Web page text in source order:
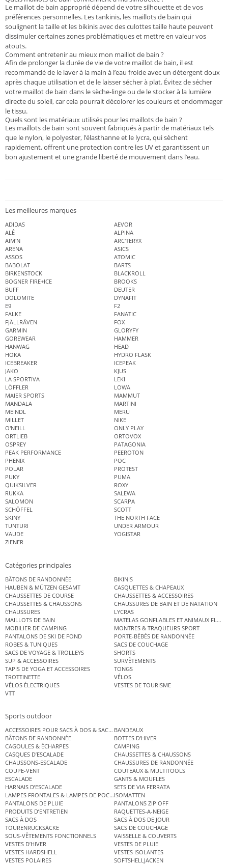
Le maillot de bain approprié dépend de votre silhouette et de vos
préférences personnelles. Les tankinis, les maillots de bain qui
soulignent la taille et les bikinis avec des culottes taille haute peuvent
dissimuler certaines zones problématiques et mettre en valeur vos
atouts.
Comment entretenir au mieux mon maillot de bain ?
Afin de prolonger la durée de vie de votre maillot de bain, il est
recommandé de le laver à la main à l’eau froide avec un détergent doux
après chaque utilisation et de le laisser sécher à plat. Évitez de sécher
votre maillot de bain dans le sèche-linge ou de le stocker à la lumière
directe du soleil, car cela pourrait décolorer les couleurs et endommager
le tissu.
Quels sont les matériaux utilisés pour les maillots de bain ?
Les maillots de bain sont souvent fabriqués à partir de matériaux tels
que le nylon, le polyester, l’élasthanne et le lycra, qui sèchent
rapidement, offrent une protection contre les UV et garantissent un
bon ajustement et une grande liberté de mouvement dans l’eau.
Les meilleures marques
ADIDAS
AEVOR
ALÉ
ALPINA
AIM'N
ARC'TERYX
ARENA
ASICS
ASSOS
ATOMIC
BABOLAT
BARTS
BIRKENSTOCK
BLACKROLL
BOGNER FIRE+ICE
BROOKS
BUFF
DEUTER
DOLOMITE
DYNAFIT
E9
F2
FALKE
FANATIC
FJÄLLRÄVEN
FOX
GARMIN
GLORYFY
GOREWEAR
HAMMER
HANWAG
HEAD
HOKA
HYDRO FLASK
ICEBREAKER
ICEPEAK
JAKO
KJUS
LA SPORTIVA
LEKI
LÖFFLER
LOWA
MAIER SPORTS
MAMMUT
MANDALA
MARTINI
MEINDL
MERU
MILLET
NIKE
O'NEILL
ONLY PLAY
ORTLIEB
ORTOVOX
OSPREY
PATAGONIA
PEAK PERFORMANCE
PEEROTON
PHENIX
POC
POLAR
PROTEST
PUKY
PUMA
QUIKSILVER
ROXY
RUKKA
SALEWA
SALOMON
SCARPA
SCHÖFFEL
SCOTT
SKINY
THE NORTH FACE
TUNTURI
UNDER ARMOUR
VAUDE
YOGISTAR
ZIENER
Catégories principales
BÂTONS DE RANDONNÉE
BIKINIS
HAUBEN & MÜTZEN GESAMT
CASQUETTES & CHAPEAUX
CHAUSSETTES DE COURSE
CHAUSSETTES & ACCESSOIRES
CHAUSSETTES & CHAUSSONS
CHAUSSURES DE BAIN ET DE NATATION
CHAUSSURES
LYCRAS
MAILLOTS DE BAIN
MATELAS GONFLABLES ET ANIMAUX
MOBILIER DE CAMPING
MONTRES & TRAQUEURS SPORT
PANTALONS DE SKI DE FOND
PORTE-BÉBÉS DE RANDONNÉE
ROBES & TUNIQUES
SACS DE COUCHAGE
SACS DE VOYAGE & TROLLEYS
SHORTS
SUP & ACCESSOIRES
SURVÊTEMENTS
TAPIS DE YOGA ET ACCESSOIRES
TONGS
TROTTINETTE
VÉLOS
VÉLOS ÉLECTRIQUES
VESTES DE TOURISME
VTT
Sports outdoor
ACCESSOIRES POUR SACS À DOS & SACS ÉTANCHES
BANDEAUX
BÂTONS DE RANDONNÉE
BOTTES D’HIVER
CAGOULES & ÉCHARPES
CAMPING
CASQUES D’ESCALADE
CHAUSSETTES & CHAUSSONS
CHAUSSONS-ESCALADE
CHAUSSURES DE RANDONNÉE
COUPE-VENT
COUTEAUX & MULTITOOLS
ESCALADE
GANTS & MOUFLES
HARNAIS D’ESCALADE
SETS DE VIA FERRATA
LAMPES FRONTALES & LAMPES DE POCHEISOMATTEN
PANTALONS DE PLUIE
PANTALONS ZIP OFF
PRODUITS D’ENTRETIEN
RAQUETTES-A-NEIGE
SACS À DOS
SACS À DOS DE JOUR
TOURENRUCKSÄCKE
SACS DE COUCHAGE
SOUS-VÊTEMENTS FONCTIONNELS
VAISSELLE & COUVERTS
VESTES D’HIVER
VESTES DE PLUIE
VESTES HARDSHELL
VESTES ISOLANTES
VESTES POLAIRES
SOFTSHELLJACKEN